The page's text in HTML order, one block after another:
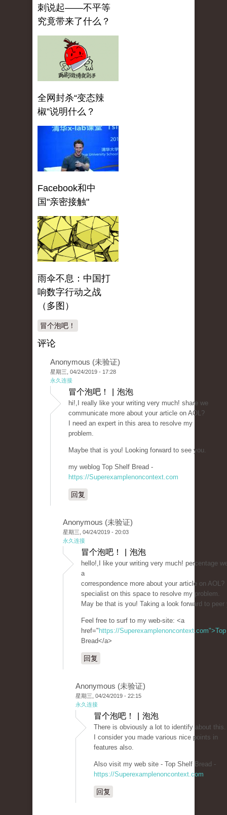
刺说起——不平等
究竟带来了什么？
全网封杀“变态辣
椒”说明什么？
Facebook和中
国"亲密接触"
雨伞不息：中国打
响数字行动之战
（多图）
冒个泡吧！
评论
Anonymous (未验证)
星期三, 04/24/2019 - 17:28
永久连接
冒个泡吧！ | 泡泡
hi!,I really like your writing very much! share we
communicate more about your article on AOL?
I need an expert in this area to resolve my
problem.
Maybe that is you! Looking forward to see you.
my weblog Top Shelf Bread -
https://Superexamplenoncontext.com
回复
Anonymous (未验证)
星期三, 04/24/2019 - 20:03
永久连接
冒个泡吧！ | 泡泡
hello!,I like your writing very much! percentage
a
correspondence more about your article on AOL?
specialist on this space to resolve my problem.
May be that is you! Taking a look forward to peer
Feel free to surf to my web-site: <a
href=" https://Superexamplenoncontext.com">Top
Bread</a>
回复
Anonymous (未验证)
星期三, 04/24/2019 - 22:15
永久连接
冒个泡吧！ | 泡泡
There is obviously a lot to identify about this.
I consider you made various nice points in
features also.
Also visit my web site - Top Shelf Bread -
https://Superexamplenoncontext.com
回复